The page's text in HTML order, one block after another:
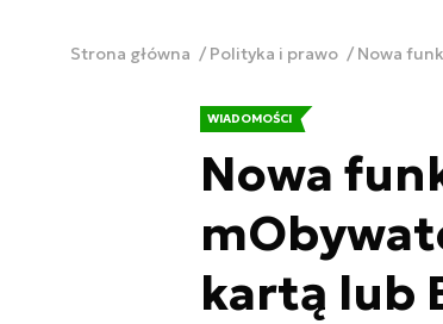
Strona główna Polityka i prawo Nowa
WIADOMOŚCI
Nowa
kartą lub